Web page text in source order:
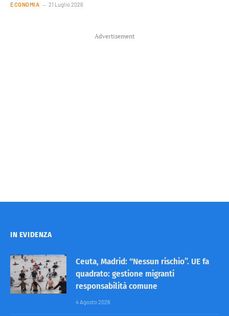
ECONOMIA 21 Luglio 2026
Advertisement
IN EVIDENZA
Ceuta, Madrid: “Nessun rischio”. UE fa
quadrato: gestione migranti
responsabilità comune
4 Agosto 2026